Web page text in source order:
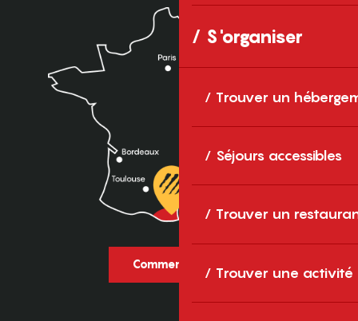
S'organiser
Trouver un
Séjours accessibles
Trouver un
Trouver une activité
Comment venir ?